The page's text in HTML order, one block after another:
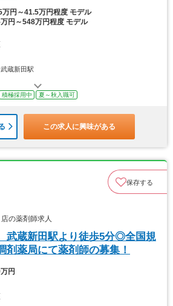
万円～41.5万円程度 モデル
万円～548万円程度 モデル
蔵新田駅
積極採用中 夏～秋入職可
この求人に興味がある
保存する
の薬剤師求人
武蔵新田駅より徒歩5分◎全国規
剤薬局にて薬剤師の募集！
円